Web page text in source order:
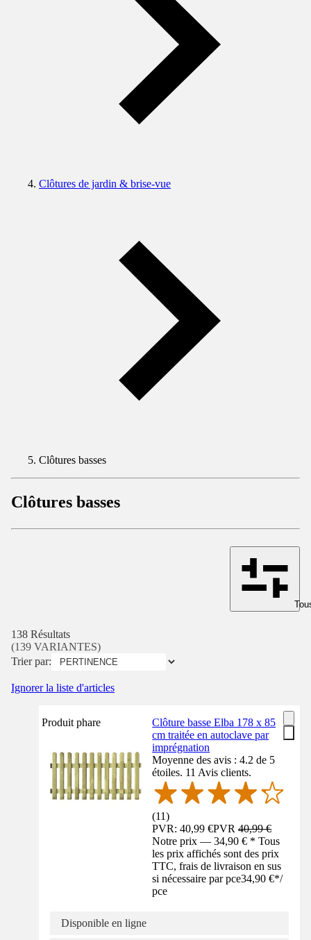
Clôtures de jardin & brise-vue
Clôtures basses
Clôtures basses
138 Résultats
(139 VARIANTES)
Trier par:
Ignorer la liste d'articles
Produit phare
Clôture basse Elba 178 x 85
cm traitée en autoclave par
imprégnation
Moyenne des avis : 4.2 de 5
étoiles. 11 Avis clients.
(11)
PVR: 40,99 €PVR40,99 €
Notre prix — 34,90 € * Tous
les prix affichés sont des prix
TTC, frais de livraison en sus
si nécessaire par pce34,90 €*/
pce
Disponible en ligne